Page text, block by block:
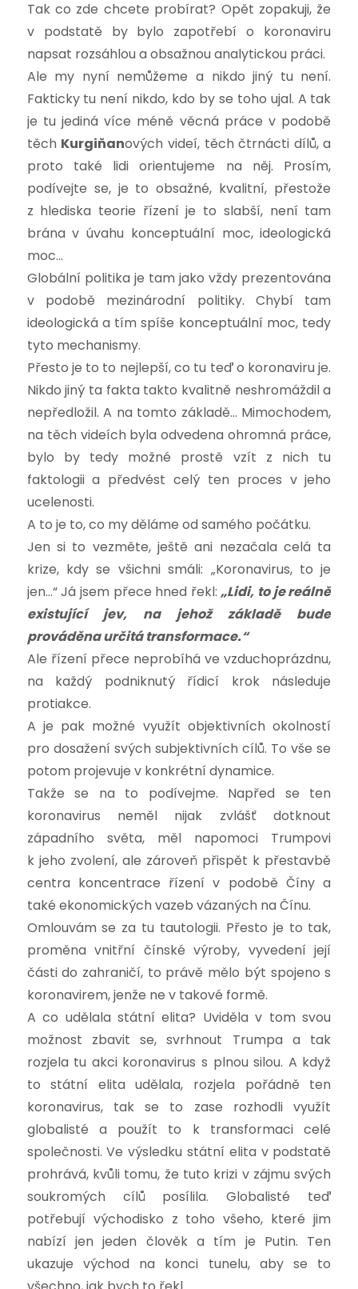
Tak co zde chcete probírat? Opět zopakuji, že
v podstatě by bylo zapotřebí o koronaviru
napsat rozsáhlou a obsažnou analytickou práci.
Ale my nyní nemůžeme a nikdo jiný tu není.
Fakticky tu není nikdo, kdo by se toho ujal. A tak
je tu jediná více méně věcná práce v podobě
těch Kurgiňanových videí, těch čtrnácti dílů, a
proto také lidi orientujeme na něj. Prosím,
podívejte se, je to obsažné, kvalitní, přestože
z hlediska teorie řízení je to slabší, není tam
brána v úvahu konceptuální moc, ideologická
moc…
Globální politika je tam jako vždy prezentována
v podobě mezinárodní politiky. Chybí tam
ideologická a tím spíše konceptuální moc, tedy
tyto mechanismy.
Přesto je to to nejlepší, co tu teď o koronaviru je.
Nikdo jiný ta fakta takto kvalitně neshromáždil a
nepředložil. A na tomto základě… Mimochodem,
na těch videích byla odvedena ohromná práce,
bylo by tedy možné prostě vzít z nich tu
faktologii a předvést celý ten proces v jeho
ucelenosti.
A to je to, co my děláme od samého počátku.
Jen si to vezměte, ještě ani nezačala celá ta
krize, kdy se všichni smáli: „Koronavirus, to je
jen…“ Já jsem přece hned řekl:„Lidi, to je reálně
existující jev, na jehož základě bude
prováděna určitá transformace.“
Ale řízení přece neprobíhá ve vzduchoprázdnu,
na každý podniknutý řídicí krok následuje
protiakce.
A je pak možné využít objektivních okolností
pro dosažení svých subjektivních cílů. To vše se
potom projevuje v konkrétní dynamice.
Takže se na to podívejme. Napřed se ten
koronavirus neměl nijak zvlášť dotknout
západního světa, měl napomoci Trumpovi
k jeho zvolení, ale zároveň přispět k přestavbě
centra koncentrace řízení v podobě Číny a
také ekonomických vazeb vázaných na Čínu.
Omlouvám se za tu tautologii. Přesto je to tak,
proměna vnitřní čínské výroby, vyvedení její
části do zahraničí, to právě mělo být spojeno s
koronavirem, jenže ne v takové formě.
A co udělala státní elita? Uviděla v tom svou
možnost zbavit se, svrhnout Trumpa a tak
rozjela tu akci koronavirus s plnou silou. A když
to státní elita udělala, rozjela pořádně ten
koronavirus, tak se to zase rozhodli využít
globalisté a použít to k transformaci celé
společnosti. Ve výsledku státní elita v podstatě
prohrává, kvůli tomu, že tuto krizi v zájmu svých
soukromých cílů posílila. Globalisté teď
potřebují východisko z toho všeho, které jim
nabízí jen jeden člověk a tím je Putin. Ten
ukazuje východ na konci tunelu, aby se to